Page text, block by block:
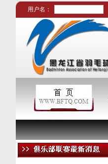
用户名：
2016哈尔滨市职工
羽毛球比赛的通知
举行。